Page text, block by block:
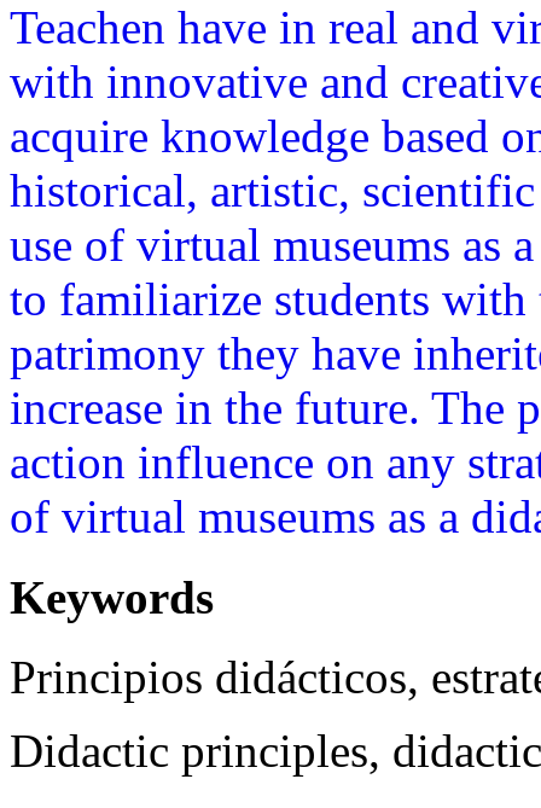
Teachen have in real and
with innovative and
acquire knowledge based
historical, artistic,
use of virtual museums as
to familiarize students
patrimony they have
increase in the future. The
action influence on any
of virtual museums as a
Keywords
Principios didácticos,
Didactic principles,